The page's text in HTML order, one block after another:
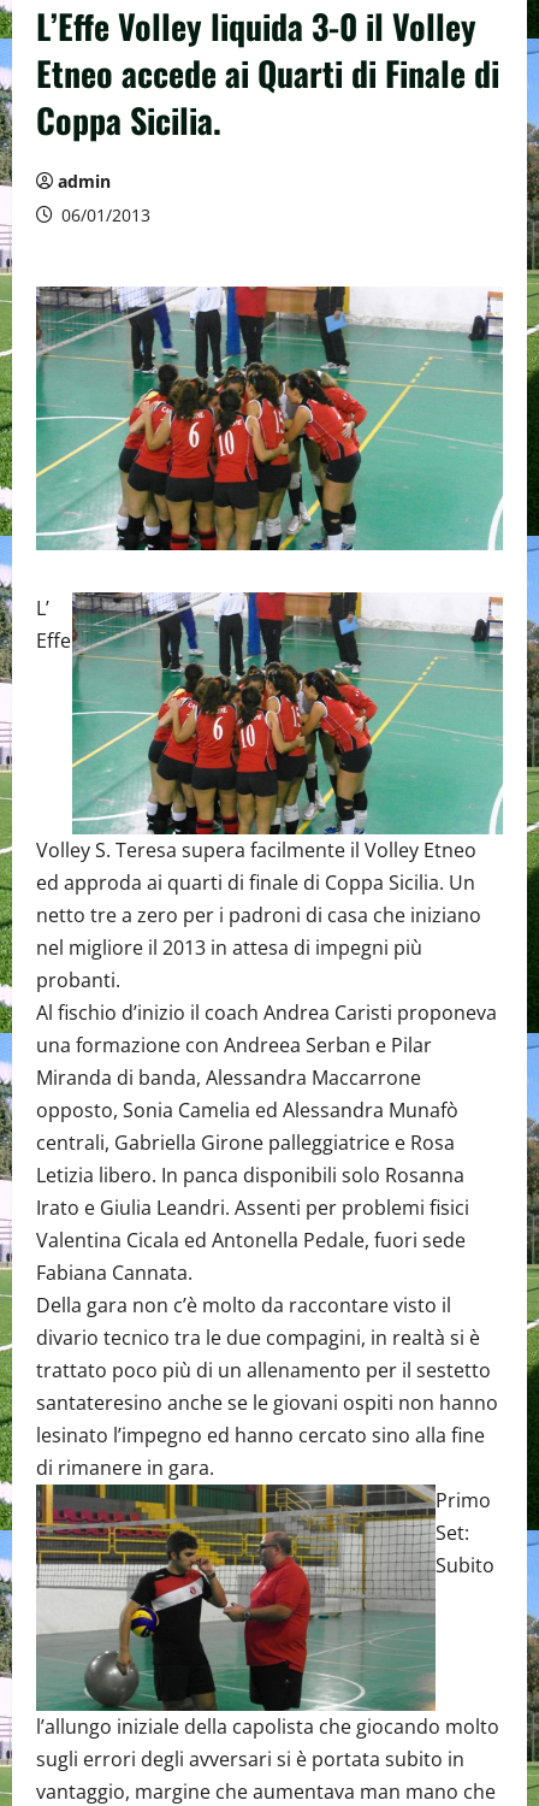
L’Effe Volley liquida 3-0 il Volley
Etneo accede ai Quarti di Finale di
Coppa Sicilia.
admin
06/01/2013
L’
Effe
Volley S. Teresa supera facilmente il Volley Etneo
ed approda ai quarti di finale di Coppa Sicilia. Un
netto tre a zero per i padroni di casa che iniziano
nel migliore il 2013 in attesa di impegni più
probanti.
Al fischio d’inizio il coach Andrea Caristi proponeva
una formazione con Andreea Serban e Pilar
Miranda di banda, Alessandra Maccarrone
opposto, Sonia Camelia ed Alessandra Munafò
centrali, Gabriella Girone palleggiatrice e Rosa
Letizia libero. In panca disponibili solo Rosanna
Irato e Giulia Leandri. Assenti per problemi fisici
Valentina Cicala ed Antonella Pedale, fuori sede
Fabiana Cannata.
Della gara non c’è molto da raccontare visto il
divario tecnico tra le due compagini, in realtà si è
trattato poco più di un allenamento per il sestetto
santateresino anche se le giovani ospiti non hanno
lesinato l’impegno ed hanno cercato sino alla fine
di rimanere in gara.
Primo
Set:
Subito
l’allungo iniziale della capolista che giocando molto
sugli errori degli avversari si è portata subito in
vantaggio, margine che aumentava man mano che